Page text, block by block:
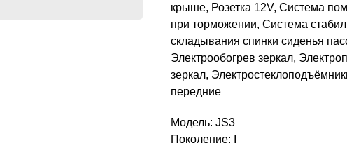
крыше, Розетка 12V, Система
при торможении, Система
складывания спинки сиденья
Электрообогрев зеркал,
зеркал,
передние
Модель: JS3
Поколение: I